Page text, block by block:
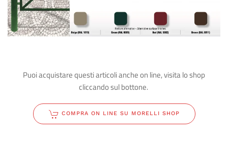
Puoi acquistare questi articoli anche on line, visita lo shop
cliccando sul bottone.
COMPRA ON LINE SU MORELLI SHOP